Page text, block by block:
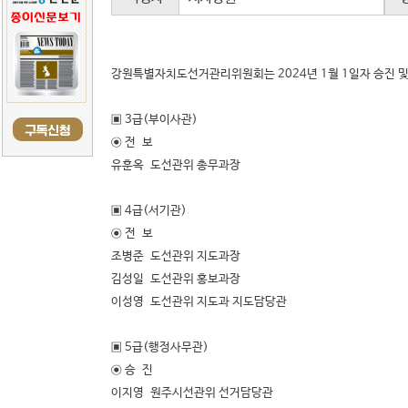
강원특별자치도선거관리위원회는 2024년 1월 1일자 승진
▣ 3급(부이사관)
◉ 전 보
유훈옥 도선관위 총무과장
▣ 4급(서기관)
◉ 전 보
조병준 도선관위 지도과장
김성일 도선관위 홍보과장
이성영 도선관위 지도과 지도담당관
▣ 5급(행정사무관)
◉ 승 진
이지영 원주시선관위 선거담당관